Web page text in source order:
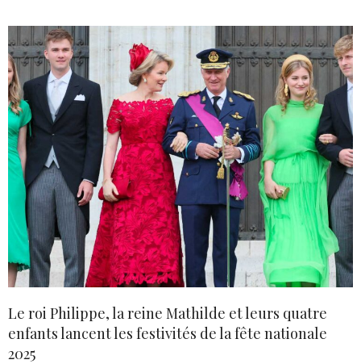
Le roi Philippe, la reine Mathilde et leurs quatre
enfants lancent les festivités de la fête nationale
2025